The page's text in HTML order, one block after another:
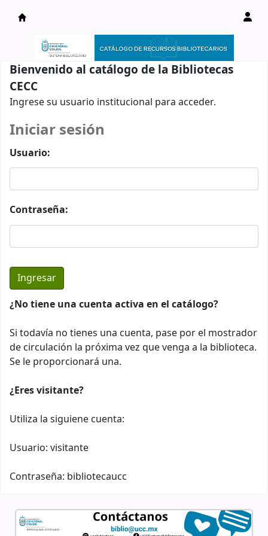
Catálogo en línea
Bienvenido al catálogo de la Bibliotecas
CECC
Ingrese su usuario institucional para acceder.
Iniciar sesión
Usuario:
Contraseña:
¿No tiene una cuenta activa en el catálogo?
Si todavía no tienes una cuenta, pase por el mostrador
de circulación la próxima vez que venga a la biblioteca.
Se le proporcionará una.
¿Eres visitante?
Utiliza la siguiene cuenta:
Usuario: visitante
Contraseña: bibliotecaucc